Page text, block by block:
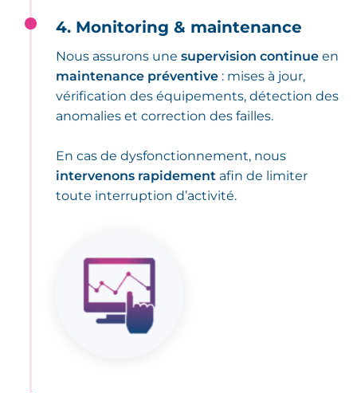
4. Monitoring & maintenance
Nous assurons unesupervision continue en
maintenance préventive : mises à jour,
vérification des équipements, détection des
anomalies et correction des failles.
En cas de dysfonctionnement, nous
intervenons rapidement afin de limiter
toute interruption d’activité.